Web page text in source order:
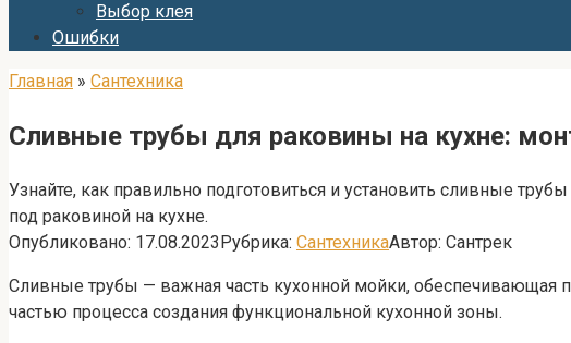
Выбор клея
Ошибки
Главная » Сантехника
Сливные трубы для раковины на кухне:
Узнайте, как правильно подготовиться и установить сливные
под раковиной на кухне.
Опубликовано: 17.08.2023Рубрика: СантехникаАвтор: Сантрек
Сливные трубы — важная часть кухонной мойки, обеспечивающая
частью процесса создания функциональной кухонной зоны.